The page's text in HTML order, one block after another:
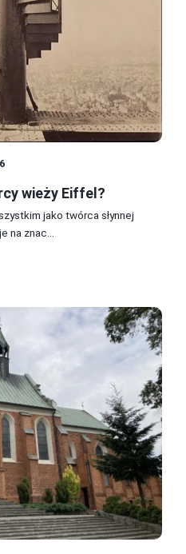
wieży Eiffel?
jako twórca słynnej
na znac...